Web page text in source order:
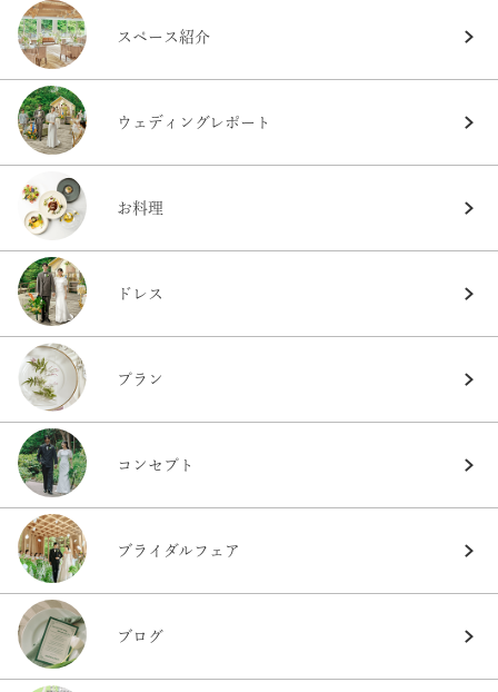
スペース紹介
ウェディングレポート
お料理
ドレス
プラン
コンセプト
ブライダルフェア
ブログ